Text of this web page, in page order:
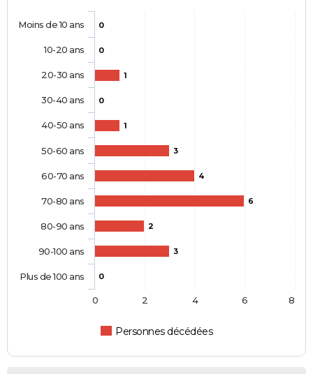
0
0
1
0
1
3
4
6
2
3
0
Personnes décédées
Moins de 10 ans
10-20 ans
20-30 ans
30-40 ans
40-50 ans
50-60 ans
60-70 ans
70-80 ans
80-90 ans
90-100 ans
Plus de 100 ans
0 2 4 6 8